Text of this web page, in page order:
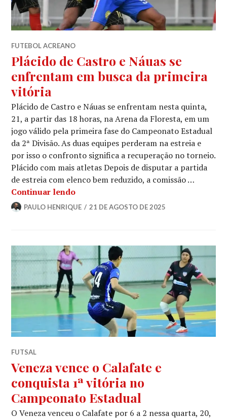
FUTEBOL ACREANO
Plácido de Castro e Náuas se
enfrentam em busca da primeira
vitória
Plácido de Castro e Náuas se enfrentam nesta quinta,
21, a partir das 18 horas, na Arena da Floresta, em um
jogo válido pela primeira fase do Campeonato Estadual
da 2ª Divisão. As duas equipes perderam na estreia e
por isso o confronto significa a recuperação no torneio.
Plácido com mais atletas Depois de disputar a partida
de estreia com elenco bem reduzido, a comissão …
Continuar lendo
PAULO HENRIQUE 21 DE AGOSTO DE 2025
FUTSAL
Veneza vence o Calafate e
conquista 1ª vitória no
Campeonato Estadual
O Veneza venceu o Calafate por 6 a 2 nessa quarta, 20,